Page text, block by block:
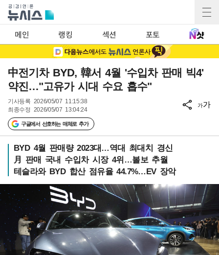
메인 랭킹 섹션 포토
中전기차 BYD, 韓서 4월 '수입차 판매 빅4'
약진…"고유가 시대 수요 흡수"
기사등록 2026/05/07 11:15:38
최종수정 2026/05/07 13:04:24
구글에서 선호하는 매체로 추가
가가
BYD 4월 판매량 2023대…역대 최대치 경신
月 판매 국내 수입차 시장 4위…볼보 추월
테슬라와 BYD 합산 점유율 44.7%…EV 장악